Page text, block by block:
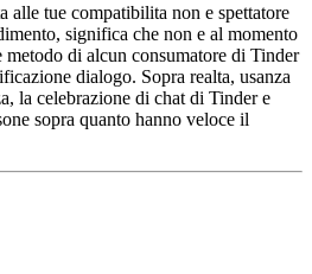
alle tue compatibilita non e spettatore
significa che non e al momento
metodo di alcun consumatore di Tinder
dialogo. Sopra realta, usanza
la celebrazione di chat di Tinder e
sopra quanto hanno veloce il